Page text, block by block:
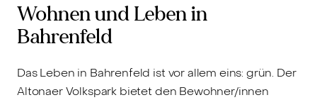
Wohnen und Leben in
Bahrenfeld
Das Leben in Bahrenfeld ist vor allem eins: grün. Der
Altonaer Volkspark bietet den Bewohner/innen